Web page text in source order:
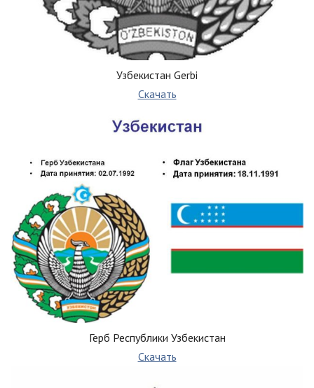
Узбекистан Gerbi
Скачать
Герб Республики Узбекистан
Скачать